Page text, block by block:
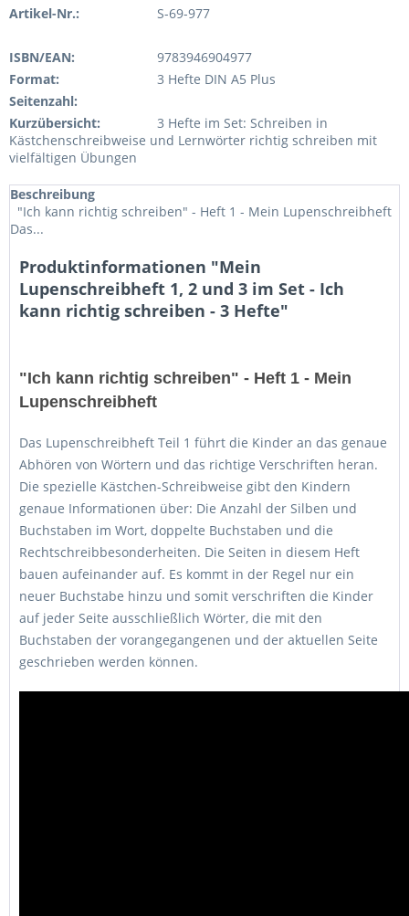
Artikel-Nr.: S-69-977
ISBN/EAN:
9783946904977
Format:
3 Hefte DIN A5 Plus
Seitenzahl:
Kurzübersicht:
3 Hefte im Set: Schreiben in
Kästchenschreibweise und Lernwörter richtig schreiben mit
vielfältigen Übungen
Beschreibung
"Ich kann richtig schreiben" - Heft 1 - Mein Lupenschreibheft
Das...
Produktinformationen "Mein
Lupenschreibheft 1, 2 und 3 im Set - Ich
kann richtig schreiben - 3 Hefte"
"Ich kann richtig schreiben" - Heft 1 - Mein
Lupenschreibheft
Das Lupenschreibheft Teil 1 führt die Kinder an das genaue
Abhören von Wörtern und das richtige Verschriften heran.
Die spezielle Kästchen-Schreibweise gibt den Kindern
genaue Informationen über: Die Anzahl der Silben und
Buchstaben im Wort, doppelte Buchstaben und die
Rechtschreibbesonderheiten. Die Seiten in diesem Heft
bauen aufeinander auf. Es kommt in der Regel nur ein
neuer Buchstabe hinzu und somit verschriften die Kinder
auf jeder Seite ausschließlich Wörter, die mit den
Buchstaben der vorangegangenen und der aktuellen Seite
geschrieben werden können.